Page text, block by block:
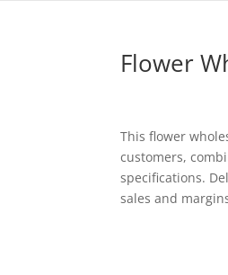
Flower
This flower
customers,
specifications.
sales and